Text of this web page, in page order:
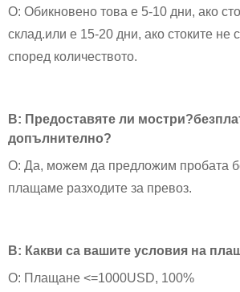
О: Обикновено това е 5-10 дни, ако
склад.или е 15-20 дни, ако стоките не
според количеството.
В: Предоставяте ли
допълнително?
О: Да, можем да предложим пробата
плащаме разходите за превоз.
В: Какви са вашите условия на
О: Плащане <=1000USD, 100%